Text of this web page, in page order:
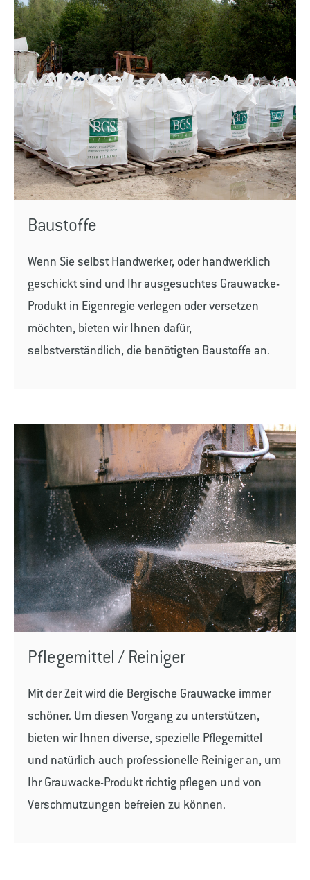
Baustoffe
Wenn Sie selbst Handwerker, oder handwerklich
geschickt sind und Ihr ausgesuchtes Grauwacke-
Produkt in Eigenregie verlegen oder versetzen
möchten, bieten wir Ihnen dafür,
selbstverständlich, die benötigten Baustoffe an.
Pflegemittel / Reiniger
Mit der Zeit wird die Bergische Grauwacke immer
schöner. Um diesen Vorgang zu unterstützen,
bieten wir Ihnen diverse, spezielle Pflegemittel
und natürlich auch professionelle Reiniger an, um
Ihr Grauwacke-Produkt richtig pflegen und von
Verschmutzungen befreien zu können.